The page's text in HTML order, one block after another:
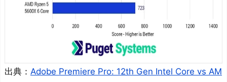
出典： Adobe Premiere Pro: 12th Gen Intel Core vs AM